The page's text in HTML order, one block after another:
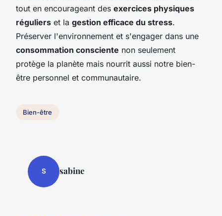
tout en encourageant des exercices physiques
réguliers et la gestion efficace du stress.
Préserver l'environnement et s'engager dans une
consommation consciente non seulement
protège la planète mais nourrit aussi notre bien-
être personnel et communautaire.
Bien-être
S sabine